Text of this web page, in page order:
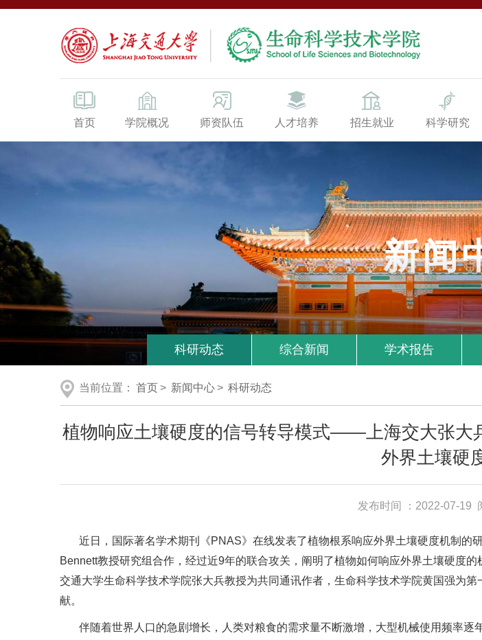
首页 学院概况 师资队伍 人才培养 招生就业 科学研究
新闻
科研动态 综合新闻 学术报告
当前位置： 首页> 新闻中心> 科研动态
植物响应土壤硬度的信号转导模式——上海交大张大
外界土壤硬
发布时间 ：2022-07-19
近日，国际著名学术期刊《PNAS》在线发表了植物根系响应外界土壤硬度机制
Bennett教授研究组合作，经过近9年的联合攻关，阐明了植物如何响应外界土壤硬度
交通大学生命科学技术学院张大兵教授为共同通讯作者，生命科学技术学院黄国强为
献。
伴随着世界人口的急剧增长，人类对粮食的需求量不断激增，大型机械使用频率